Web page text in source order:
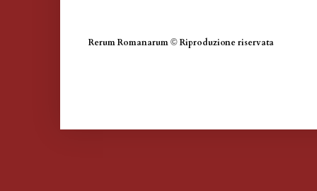
Rerum Romanarum © Riproduzione riservata